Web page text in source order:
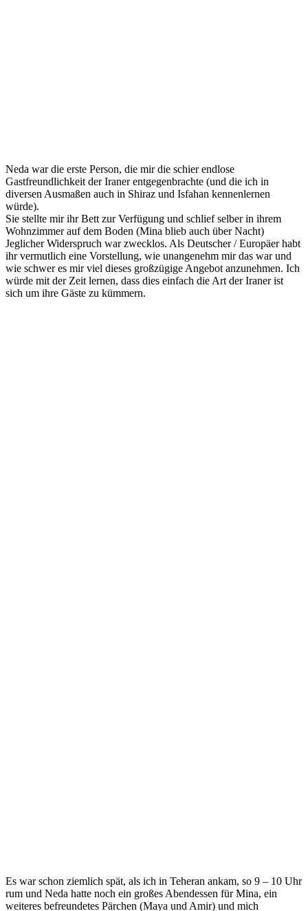
Neda war die erste Person, die mir die schier endlose
Gastfreundlichkeit der Iraner entgegenbrachte (und die ich in
diversen Ausmaßen auch in Shiraz und Isfahan kennenlernen
würde).
Sie stellte mir ihr Bett zur Verfügung und schlief selber in ihrem
Wohnzimmer auf dem Boden (Mina blieb auch über Nacht)
Jeglicher Widerspruch war zwecklos. Als Deutscher / Europäer habt
ihr vermutlich eine Vorstellung, wie unangenehm mir das war und
wie schwer es mir viel dieses großzügige Angebot anzunehmen. Ich
würde mit der Zeit lernen, dass dies einfach die Art der Iraner ist
sich um ihre Gäste zu kümmern.
Es war schon ziemlich spät, als ich in Teheran ankam, so 9 – 10 Uhr
rum und Neda hatte noch ein großes Abendessen für Mina, ein
weiteres befreundetes Pärchen (Maya und Amir) und mich